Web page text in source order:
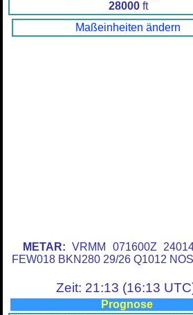
28000ft
Maßeinheiten ändern
METAR: VRMM 071600Z
FEW018 BKN280 29/26 Q1012
Zeit: 21:13 (16:13
Prognose